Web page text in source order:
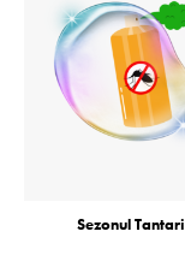
Sezonul